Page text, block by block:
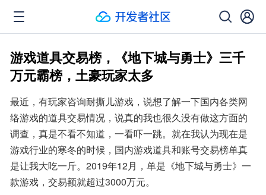
游戏道具交易榜，《地下城与勇士》三千
万元霸榜，土豪玩家太多
最近，有玩家咨询耐撕儿游戏，说想了解一下国内各类网
络游戏的道具交易情况，说真的我也很久没有做这方面的
调查，真是不看不知道，一看吓一跳。就在我认为现在是
游戏行业的寒冬的时候，国内游戏道具和账号交易榜单真
是让我大吃一斤。2019年12月，单是《地下城与勇士》一
款游戏，交易额就超过3000万元。